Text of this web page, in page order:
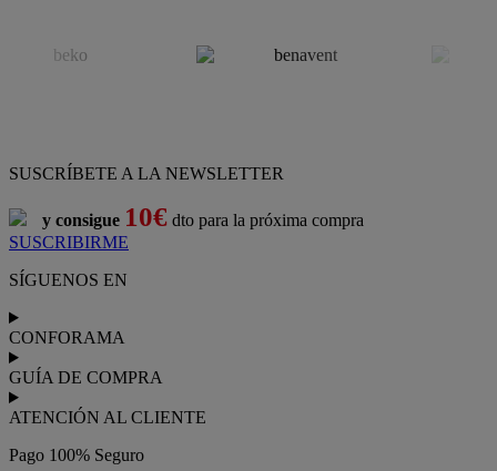
SUSCRÍBETE A LA NEWSLETTER
y consigue 10€ dto para la próxima compra
SUSCRIBIRME
SÍGUENOS EN
CONFORAMA
GUÍA DE COMPRA
ATENCIÓN AL CLIENTE
Pago 100% Seguro